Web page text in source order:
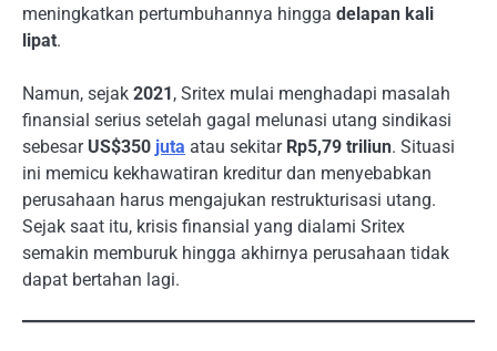
meningkatkan pertumbuhannya hingga delapan kali
lipat.
Namun, sejak 2021 , Sritex mulai menghadapi masalah
finansial serius setelah gagal melunasi utang sindikasi
sebesar US$350 juta atau sekitar Rp5,79 triliun. Situasi
ini memicu kekhawatiran kreditur dan menyebabkan
perusahaan harus mengajukan restrukturisasi utang.
Sejak saat itu, krisis finansial yang dialami Sritex
semakin memburuk hingga akhirnya perusahaan tidak
dapat bertahan lagi.